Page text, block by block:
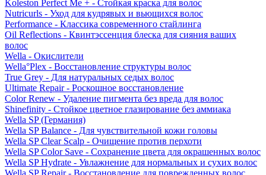
Koleston Perfect Me + - Стойкая краска для волос
Nutricurls - Уход для кудрявых и вьющихся волос
Performance - Классика современного стайлинга
Oil Reflections - Квинтэссенция блеска для сияния ваших
волос
Wella - Окислители
Wella°Plex - Восстановление структуры волос
True Grey - Для натуральных седых волос
Ultimate Repair - Роскошное восстановление
Color Renew - Удаление пигмента без вреда для волос
Shinefinity - Стойкое цветное глазирование без аммиака
Wella SP (Германия)
Wella SP Balance - Для чувствительной кожи головы
Wella SP Clear Scalp - Очищение против перхоти
Wella SP Color Save - Сохранение цвета для окрашенных волос
Wella SP Hydrate - Увлажнение для нормальных и сухих волос
Wella SP Repair - Восстановление для поврежденных волос